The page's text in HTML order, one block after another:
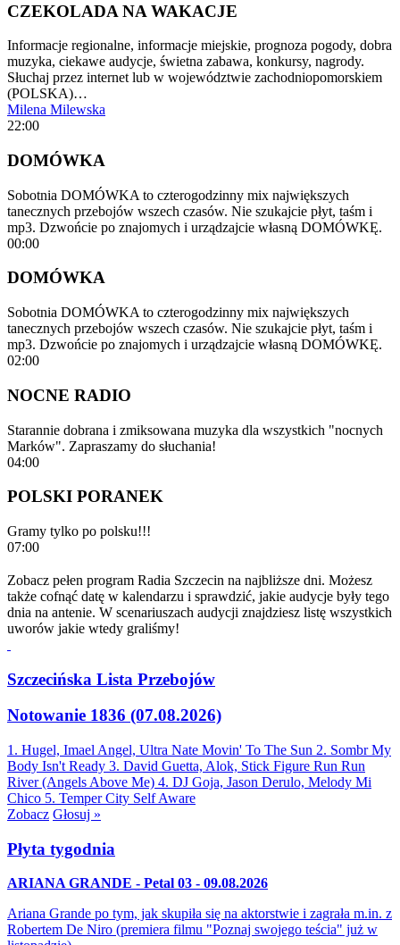
CZEKOLADA NA WAKACJE
Informacje regionalne, informacje miejskie, prognoza pogody, dobra
muzyka, ciekawe audycje, świetna zabawa, konkursy, nagrody.
Słuchaj przez internet lub w województwie zachodniopomorskiem
(POLSKA)…
Milena Milewska
22:00
DOMÓWKA
Sobotnia DOMÓWKA to czterogodzinny mix największych
tanecznych przebojów wszech czasów. Nie szukajcie płyt, taśm i
mp3. Dzwońcie po znajomych i urządzajcie własną DOMÓWKĘ.
00:00
DOMÓWKA
Sobotnia DOMÓWKA to czterogodzinny mix największych
tanecznych przebojów wszech czasów. Nie szukajcie płyt, taśm i
mp3. Dzwońcie po znajomych i urządzajcie własną DOMÓWKĘ.
02:00
NOCNE RADIO
Starannie dobrana i zmiksowana muzyka dla wszystkich "nocnych
Marków". Zapraszamy do słuchania!
04:00
POLSKI PORANEK
Gramy tylko po polsku!!!
07:00
Zobacz pełen program Radia Szczecin na najbliższe dni. Możesz
także cofnąć datę w kalendarzu i sprawdzić, jakie audycje były tego
dnia na antenie. W scenariuszach audycji znajdziesz listę wszystkich
uworów jakie wtedy graliśmy!
Szczecińska Lista Przebojów
Notowanie 1836 (07.08.2026)
1. Hugel, Imael Angel, Ultra Nate Movin' To The Sun 2. Sombr My
Body Isn't Ready 3. David Guetta, Alok, Stick Figure Run Run
River (Angels Above Me) 4. DJ Goja, Jason Derulo, Melody Mi
Chico 5. Temper City Self Aware
Zobacz Głosuj »
Płyta tygodnia
ARIANA GRANDE - Petal 03 - 09.08.2026
Ariana Grande po tym, jak skupiła się na aktorstwie i zagrała m.in. z
Robertem De Niro (premiera filmu "Poznaj swojego teścia" już w